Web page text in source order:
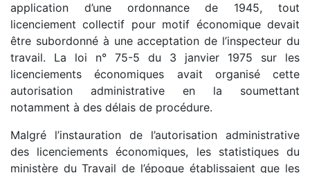
application d’une ordonnance de 1945, tout
licenciement collectif pour motif économique devait
être subordonné à une acceptation de l’inspecteur du
travail. La loi n° 75-5 du 3 janvier 1975 sur les
licenciements économiques avait organisé cette
autorisation administrative en la soumettant
notamment à des délais de procédure.
Malgré l’instauration de l’autorisation administrative
des licenciements économiques, les statistiques du
ministère du Travail de l’époque établissaient que les